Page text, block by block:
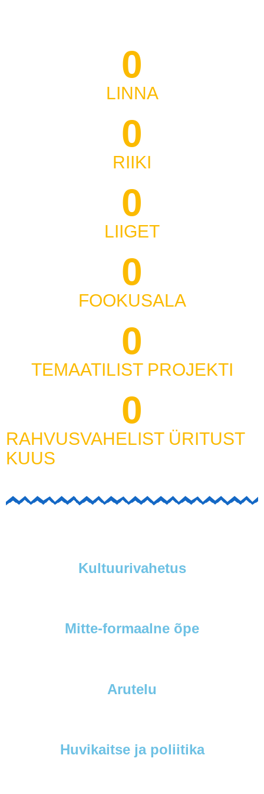
LINNA
0
RIIKI
0
LIIGET
0
FOOKUSALA
0
TEMAATILIST PROJEKTI
0
RAHVUSVAHELIST ÜRITUST
KUUS
0
Kultuurivahetus
Mitte-formaalne õpe
Arutelu
Huvikaitse ja poliitika